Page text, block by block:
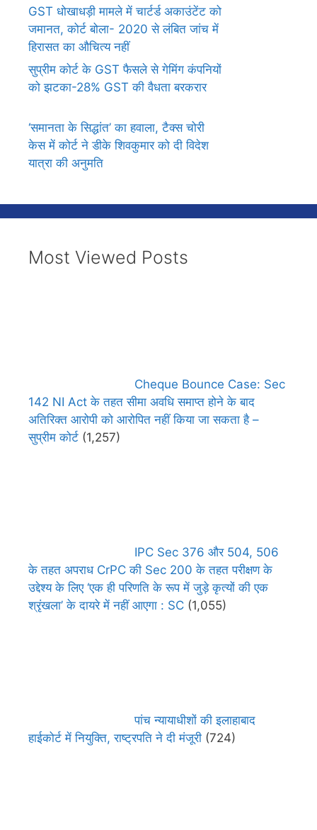
GST धोखाधड़ी मामले में चार्टर्ड अकाउंटेंट को
जमानत, कोर्ट बोला- 2020 से लंबित जांच में
हिरासत का औचित्य नहीं
सुप्रीम कोर्ट के GST फैसले से गेमिंग कंपनियों
को झटका-28% GST की वैधता बरकरार
‘समानता के सिद्धांत’ का हवाला, टैक्स चोरी
केस में कोर्ट ने डीके शिवकुमार को दी विदेश
यात्रा की अनुमति
Most Viewed Posts
Cheque Bounce Case: Sec
142 NI Act के तहत सीमा अवधि समाप्त होने के बाद
अतिरिक्त आरोपी को आरोपित नहीं किया जा सकता है –
सुप्रीम कोर्ट (1,257)
IPC Sec 376 और 504, 506
के तहत अपराध CrPC की Sec 200 के तहत परीक्षण के
उद्देश्य के लिए ‘एक ही परिणति के रूप में जुड़े कृत्यों की एक
श्रृंखला’ के दायरे में नहीं आएगा : SC (1,055)
पांच न्यायाधीशों की इलाहाबाद
हाईकोर्ट में नियुक्ति, राष्ट्रपति ने दी मंजूरी (724)